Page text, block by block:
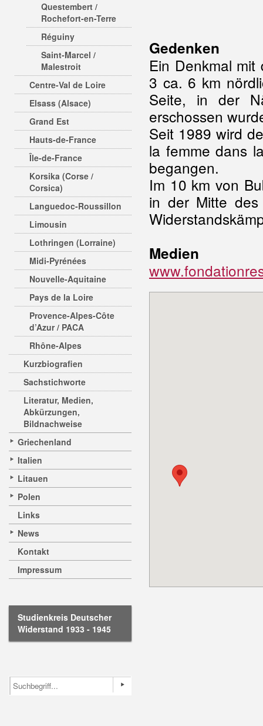
Questembert /
Rochefort-en-Terre
Réguiny
Saint-Marcel /
Malestroit
Centre-Val de Loire
Elsass (Alsace)
Grand Est
Hauts-de-France
Île-de-France
Korsika (Corse /
Corsica)
Languedoc-Roussillon
Limousin
Lothringen (Lorraine)
Midi-Pyrénées
Nouvelle-Aquitaine
Pays de la Loire
Provence-Alpes-Côte
d’Azur / PACA
Rhône-Alpes
Kurzbiografien
Sachstichworte
Literatur, Medien,
Abkürzungen,
Bildnachweise
Griechenland
Italien
Litauen
Polen
Links
News
Kontakt
Impressum
Studienkreis Deutscher
Widerstand 1933 - 1945
Gedenken
Ein Denkmal
3 ca. 6 km
Seite, in der
erschossen
Seit 1989 wird
la femme dans
begangen.
Im 10 km von
in der Mitte
Medien